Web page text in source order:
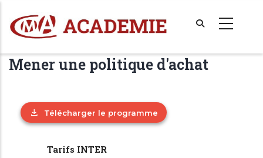
au
contenu
principal
Mener une politique d'achat
Télécharger le programme
Tarifs INTER